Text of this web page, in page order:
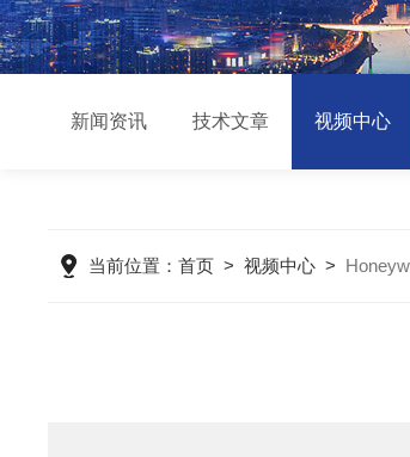
新闻资讯 技术文章 视频中心
当前位置：首页 >视频中心 >